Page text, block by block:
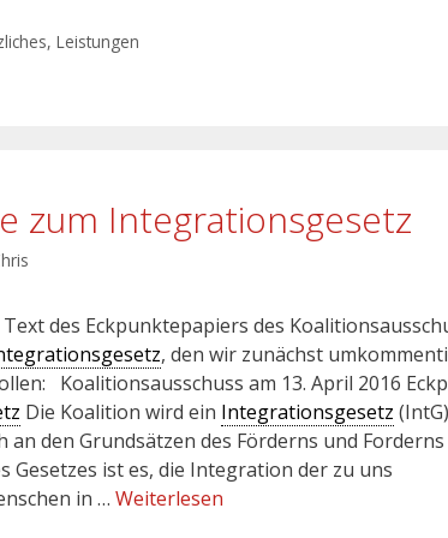
,Leistungen
zum Integrationsgesetz
des Eckpunktepapiers des
, den wir zunächst
Koalitionsausschuss am 13. April 2016
Die Koalition wird ein Integrationsgesetz (IntG)
an den Grundsätzen des Förderns und Forderns
Gesetzes ist es, die Integration der zu uns
in … Weiterlesen